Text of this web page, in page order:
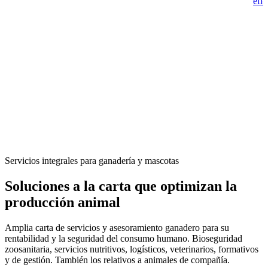
Servicios integrales para ganadería y mascotas
Soluciones a la carta que optimizan la
producción animal
Amplia carta de servicios y asesoramiento ganadero para su
rentabilidad y la seguridad del consumo humano. Bioseguridad
zoosanitaria, servicios nutritivos, logísticos, veterinarios, formativos
y de gestión. También los relativos a animales de compañía.